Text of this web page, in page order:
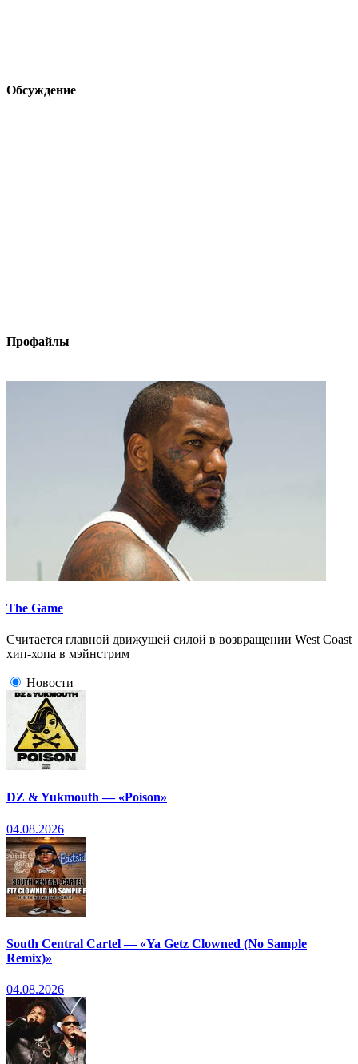
Обсуждение
Профайлы
The Game
Считается главной движущей силой в возвращении West Coast
хип-хопа в мэйнстрим
Новости
DZ & Yukmouth — «Poison»
04.08.2026
South Central Cartel — «Ya Getz Clowned (No Sample
Remix)»
04.08.2026